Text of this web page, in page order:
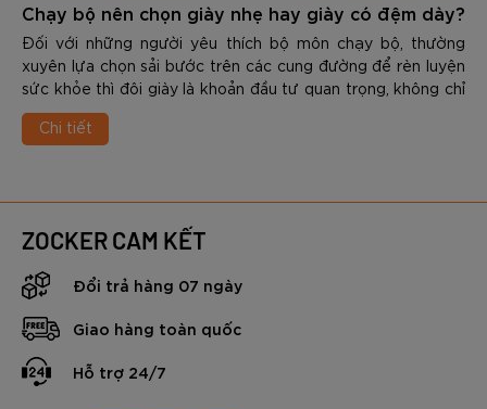
Chạy bộ nên chọn giày nhẹ hay giày có đệm dày?
Đối với những người yêu thích bộ môn chạy bộ, thường
xuyên lựa chọn sải bước trên các cung đường để rèn luyện
sức khỏe thì đôi giày là khoản đầu tư quan trọng, không chỉ
giúp cải thiện thành tích mà còn phòng tránh những chấn
thương dai dẳng. Đứng trước kệ giày của các thương hiệu,
Chi tiết
ZOCKER CAM KẾT
Đổi trả hàng 07 ngày
Giao hàng toàn quốc
Hỗ trợ 24/7